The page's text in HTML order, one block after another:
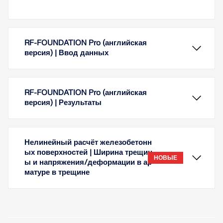
RF-FOUNDATION Pro (английская
версия) | Ввод данных
RF-FOUNDATION Pro (английская
версия) | Результаты
Нелинейный расчёт железобетонн
ых поверхностей | Ширина трещин
ы и напряжения/деформации в ар
матуре в трещине
НОВЫЕ